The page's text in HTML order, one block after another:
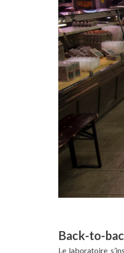
Back-to-
Le laboratoire